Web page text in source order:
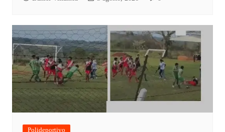
Polideportivo